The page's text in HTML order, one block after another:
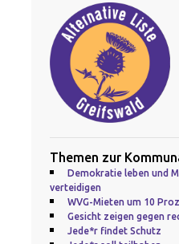
Themen zur
Demokratie leben und
verteidigen
WVG-Mieten um 10
Gesicht zeigen gegen
Jede*r findet Schutz